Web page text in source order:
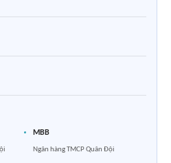
MBB
Ngân hàng TMCP Quân Đội